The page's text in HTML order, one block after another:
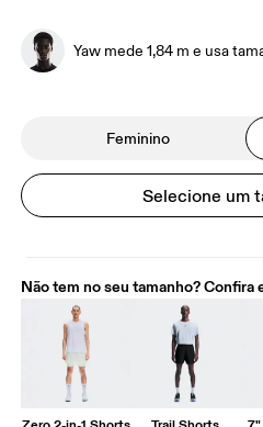
Yaw mede 1,84 m e usa
Feminino
Selecione um
Não tem no seu tamanho? Confira